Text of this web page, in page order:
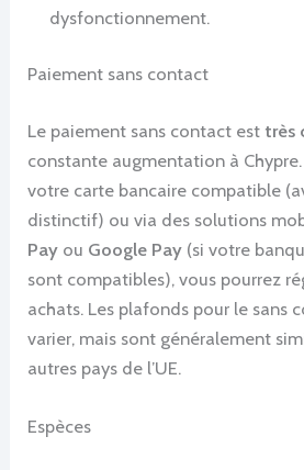
dysfonctionnement.
Paiement sans contact
Le paiement sans contact est très
constante augmentation à
votre carte bancaire compatible
distinctif) ou via des solutions
Pay ou Google Pay (si votre
sont compatibles), vous pourrez
achats. Les plafonds pour le sans
varier, mais sont généralement
autres pays de l’UE.
Espèces